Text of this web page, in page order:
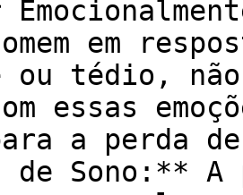
em
ou tédio,
essas
a perda
Sono:** A